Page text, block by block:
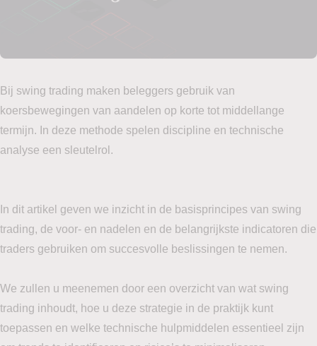
Bij swing trading maken beleggers gebruik van
koersbewegingen van aandelen op korte tot middellange
termijn. In deze methode spelen discipline en technische
analyse een sleutelrol.
In dit artikel geven we inzicht in de basisprincipes van swing
trading, de voor- en nadelen en de belangrijkste indicatoren die
traders gebruiken om succesvolle beslissingen te nemen.
We zullen u meenemen door een overzicht van wat swing
trading inhoudt, hoe u deze strategie in de praktijk kunt
toepassen en welke technische hulpmiddelen essentieel zijn